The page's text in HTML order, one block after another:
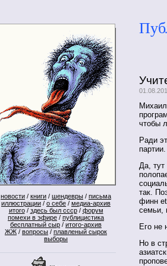
новости / книги / шендевры / письма
иллюстрации / о себе / медиа-архив
итого/ здесь был ссср/ форум
помехи в эфире / публицистика
бесплатный сыр / итого-архив
ЖЖ / вопросы / плавленый сырок
выборы
чтобы
Ради
партии.
Да,
так.
финн
семьи,
Его не
Но в